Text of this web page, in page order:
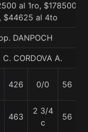
al 1ro, $178500
$44625 al 4to
DANPOCH
C. CORDOVA A.
426 0/0 56
463
2 3/4
c
56